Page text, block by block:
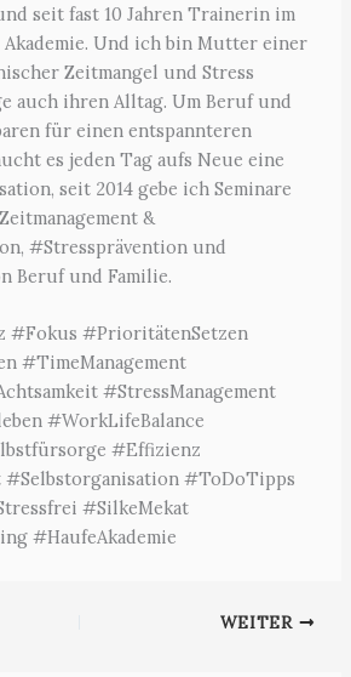
seit fast 10 Jahren Trainerin im
Und ich bin Mutter einer
Zeitmangel und Stress
auch ihren Alltag. Um Beruf und
für einen entspannteren
es jeden Tag aufs Neue eine
seit 2014 gebe ich Seminare
&
#Stressprävention und
Beruf und Familie.
#Fokus #PrioritätenSetzen
#TimeManagement
#StressManagement
#WorkLifeBalance
#Effizienz
#Selbstorganisation #ToDoTipps
#SilkeMekat
#HaufeAkademie
WEITER